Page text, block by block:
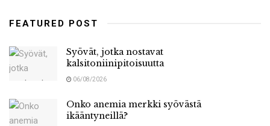
FEATURED POST
Syövät, jotka nostavat
kalsitoniinipitoisuutta
06/08/2026
Onko anemia merkki syövästä
ikääntyneillä?